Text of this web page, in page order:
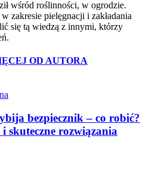
wśród roślinności, w ogrodzie.
zakresie pielęgnacji i zakładania
się tą wiedzą z innymi, którzy
OD AUTORA
bezpiecznik – co robić?
skuteczne rozwiązania